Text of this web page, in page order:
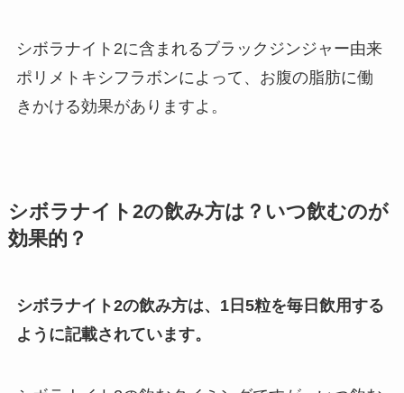
シボラナイト2に含まれるブラックジンジャー由来
ポリメトキシフラボンによって、お腹の脂肪に働
きかける効果がありますよ。
シボラナイト2の飲み方は？いつ飲むのが
効果的？
シボラナイト2の飲み方は、1日5粒を毎日飲用する
ように記載されています。